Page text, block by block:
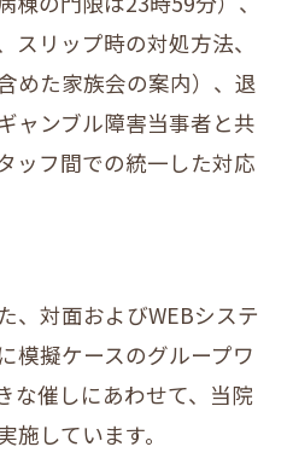
スリップ時の対処方法、
めた家族会の案内）、退
ャンブル障害当事者と共
ッフ間での統一した対応
、対面およびWEBシステ
模擬ケースのグループワ
な催しにあわせて、当院
しています。